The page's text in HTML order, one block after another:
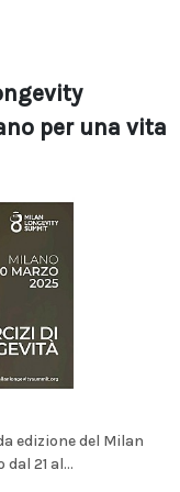
per una vita
edizione del Milan
21 al...